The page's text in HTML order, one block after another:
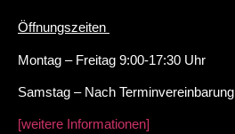
Öffnungszeiten
Montag – Freitag 9:00-17:30 Uhr
Samstag – Nach Terminvereinbarung
[weitere Informationen]